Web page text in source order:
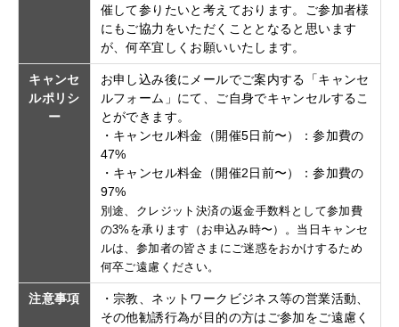
催して参りたいと考えております。ご参加者様
にもご協力をいただくこととなると思います
が、何卒宜しくお願いいたします。
キャンセ
ルポリシ
ー
お申し込み後にメールでご案内する「キャンセ
ルフォーム」にて、ご自身でキャンセルするこ
とができます。
・キャンセル料金（開催5日前〜）：参加費の
47%
・キャンセル料金（開催2日前〜）：参加費の
97%
別途、クレジット決済の返金手数料として参加費
の3%を承ります（お申込み時〜）。当日キャンセ
ルは、参加者の皆さまにご迷惑をおかけするため
何卒ご遠慮ください。
注意事項
・宗教、ネットワークビジネス等の営業活動、
その他勧誘行為が目的の方はご参加をご遠慮く